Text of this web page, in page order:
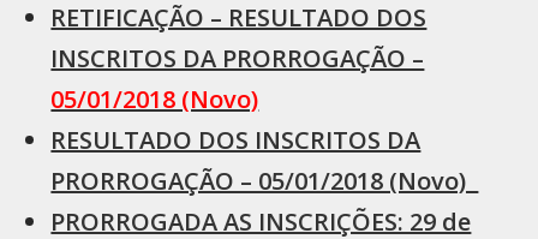
RETIFICAÇÃO – RESULTADO DOS
INSCRITOS DA PRORROGAÇÃO –
05/01/2018 (Novo)
RESULTADO DOS INSCRITOS DA
PRORROGAÇÃO – 05/01/2018 (Novo)
PRORROGADA AS INSCRIÇÕES: 29 de